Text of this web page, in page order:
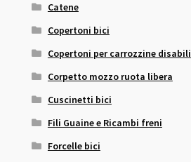
Catene
Copertoni bici
Copertoni per carrozzine disabili
Corpetto mozzo ruota libera
Cuscinetti bici
Fili Guaine e Ricambi freni
Forcelle bici